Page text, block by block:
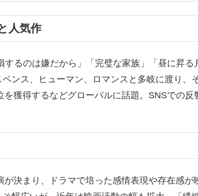
人気作
するのは嫌だから」「完璧な家族」「昼に昇
ンス、ヒューマン、ロマンスと多岐に渡り
獲得するなどグローバルに話題。SNSでの
決まり、ドラマで培った感情表現や存在感